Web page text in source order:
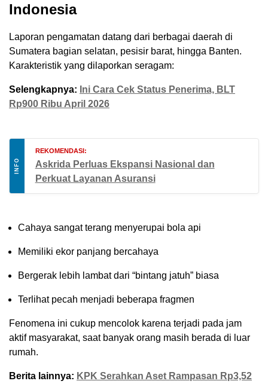
Indonesia
Laporan pengamatan datang dari berbagai daerah di
Sumatera bagian selatan, pesisir barat, hingga Banten.
Karakteristik yang dilaporkan seragam:
Selengkapnya: Ini Cara Cek Status Penerima, BLT
Rp900 Ribu April 2026
INFO
REKOMENDASI:
Askrida Perluas Ekspansi Nasional dan
Perkuat Layanan Asuransi
Cahaya sangat terang menyerupai bola api
Memiliki ekor panjang bercahaya
Bergerak lebih lambat dari “bintang jatuh” biasa
Terlihat pecah menjadi beberapa fragmen
Fenomena ini cukup mencolok karena terjadi pada jam
aktif masyarakat, saat banyak orang masih berada di luar
rumah.
Berita lainnya: KPK Serahkan Aset Rampasan Rp3,52